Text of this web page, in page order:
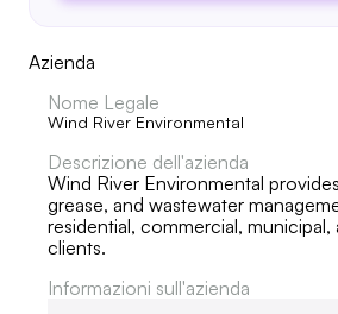
Azienda
Nome Legale
Wind River Environmental
Descrizione dell'azienda
Wind River Environmental
grease, and wastewater
residential, commercial, municipal,
clients.
Informazioni sull'azienda